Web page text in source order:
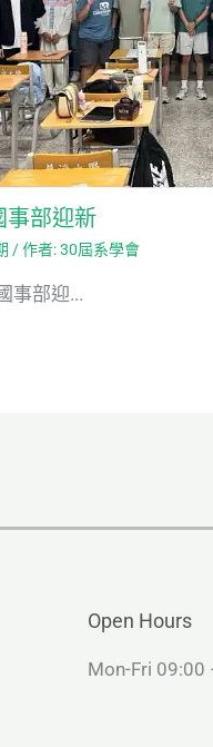
事部迎新
/ 作者:30屆系學會
事部迎...
Open Hours
Mon-Fri 09:00